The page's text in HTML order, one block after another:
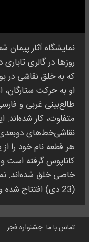
نمایشگاه آثار پیمان
روزها در گالری
که به خلق نقاشی در
او به حرکت
طالع‌بینی غربی و
متفاوت، کار
نقاشی‌خط‌های
هر قطعه نام خود را
کاناپوس گرفته است
(23 دی) افتتاح شده و تا ۱۸ فوریه (30 بهمن) ادامه دارد.
تماس با ما جشنواره فجر